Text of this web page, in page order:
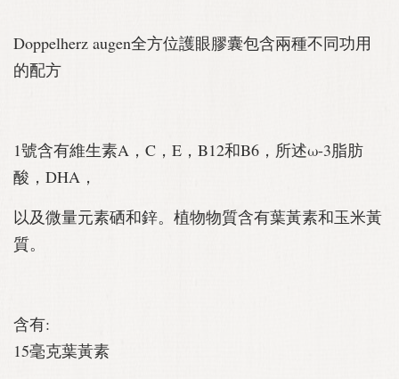
Doppelherz augen全方位護眼膠囊包含兩種不同功用
的配方
1號含有維生素A，C，E，B12和B6，所述ω-3脂肪
酸，DHA，
以及微量元素硒和鋅。植物物質含有葉黃素和玉米黃
質。
含有:
15毫克葉黃素